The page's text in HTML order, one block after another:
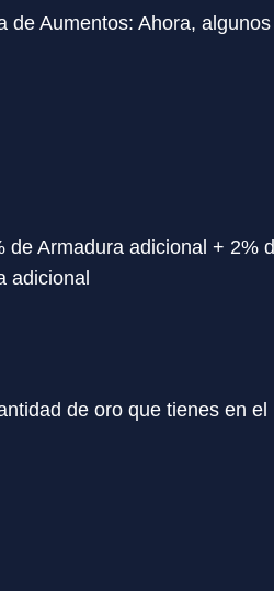
de Aumentos: Ahora,
de Armadura adicional +
adicional
de oro que tienes en